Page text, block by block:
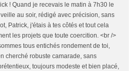
! Quand je recevais le matin à 7h30 le
au soir, rédigé avec précision, sans
Patrick, j'étais à tes côtés et tout cela
les projets que toute coercition. <br />
tous entichés rondement de toi,
cherché robuste camarade, sans
toujours modeste et bien placé,